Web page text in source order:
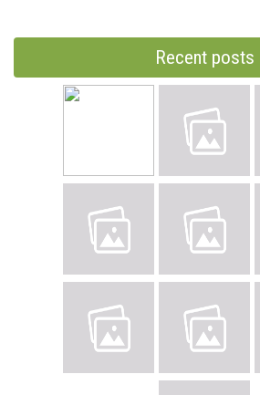
Recent posts